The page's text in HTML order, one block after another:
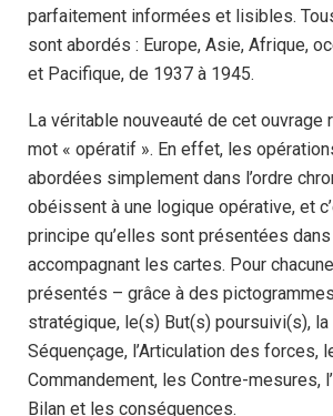
parfaitement informées et lisibles.
sont abordés : Europe, Asie, Afrique,
et Pacifique, de 1937 à 1945.
La véritable nouveauté de cet ouvrage
mot « opératif ». En effet, les
abordées simplement dans l’ordre
obéissent à une logique opérative, et
principe qu’elles sont présentées
accompagnant les cartes. Pour
présentés – grâce à des
stratégique, le(s) But(s) poursuivi(s),
Séquençage, l’Articulation des forces,
Commandement, les Contre-mesures,
Bilan et les conséquences.